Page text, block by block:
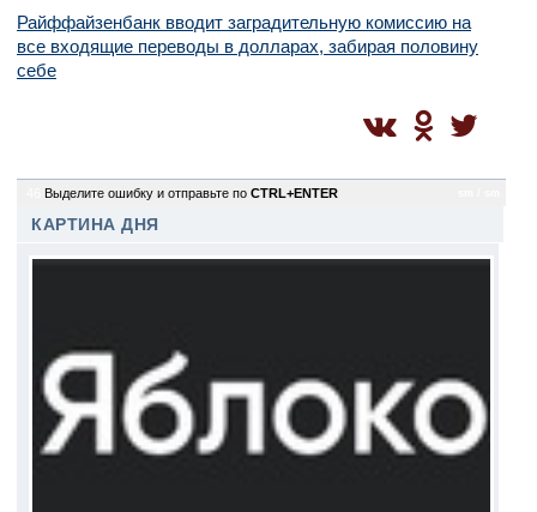
Райффайзенбанк вводит заградительную комиссию на
все входящие переводы в долларах, забирая половину
себе
Выделите ошибку и отправьте по CTRL+ENTER
КАРТИНА ДНЯ